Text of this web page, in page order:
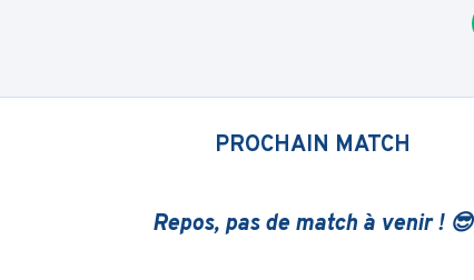
PROCHAIN MATCH
Repos, pas de match à venir ! 😎